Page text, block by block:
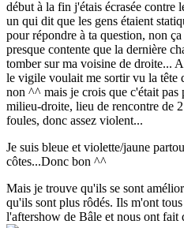
début à la fin j'étais écrasée contre
un qui dit que les gens étaient
pour répondre à ta question, non ça
presque contente que la dernière
tomber sur ma voisine de droite...
le vigile voulait me sortir vu la tête
non ^^ mais je crois que c'était pas
milieu-droite, lieu de rencontre de
foules, donc assez violent...
Je suis bleue et violette/jaune
côtes...Donc bon ^^
Mais je trouve qu'ils se sont
qu'ils sont plus rôdés. Ils m'ont
l'aftershow de Bâle et nous ont fait